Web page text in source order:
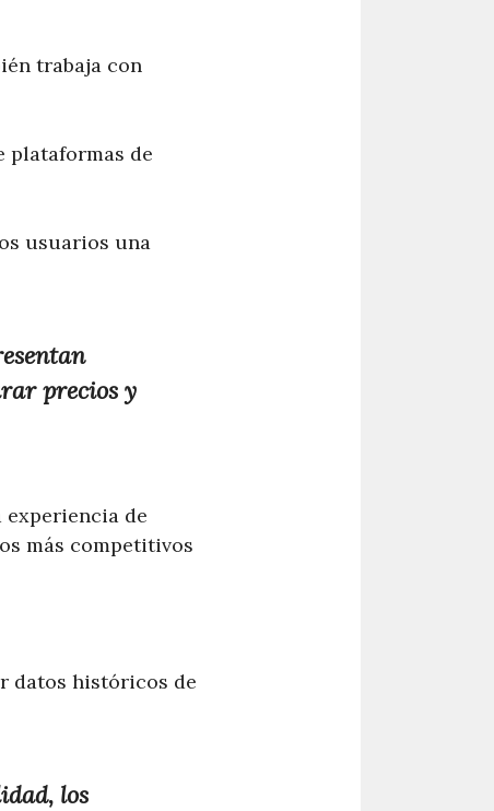
trabaja con
plataformas de
usuarios una
precios y
de
más competitivos
datos históricos de
los